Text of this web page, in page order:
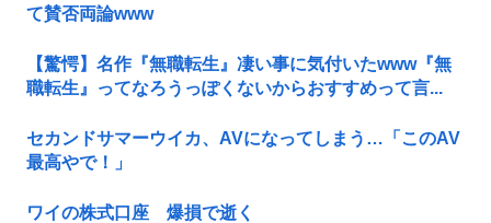
て賛否両論www
【驚愕】名作『無職転生』凄い事に気付いたwww『無
職転生』ってなろうっぽくないからおすすめって言...
セカンドサマーウイカ、AVになってしまう…「このAV
最高やで！」
ワイの株式口座 爆損で逝く